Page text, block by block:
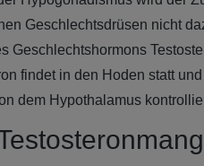
Geschlechtsdrüsen nicht
Geschlechtshormons
findet in den Hoden statt
dem Hypothalamus